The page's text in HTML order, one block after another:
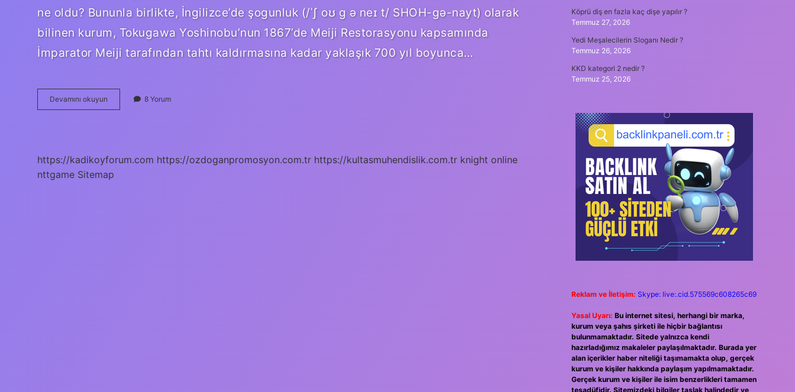
ne oldu? Bununla birlikte, İngilizce’de şogunluk (/ˈʃ oʊ ɡ ə neɪ t/ SHOH-gə-nayt) olarak
bilinen kurum, Tokugawa Yoshinobu’nun 1867’de Meiji Restorasyonu kapsamında
İmparator Meiji tarafından tahtı kaldırmasına kadar yaklaşık 700 yıl boyunca…
Devamını okuyun
Neden
8 Yorum
https://kadikoyforum.com https://ozdoganpromosyon.com.tr https://kultasmuhendislik.com.tr knight online
nttgame Sitemap
Köprü diş en fazla kaç dişe yapılır ?
Temmuz 27, 2026
Yedi Meşalecilerin Sloganı Nedir ?
Temmuz 26, 2026
KKD kategori 2 nedir ?
Temmuz 25, 2026
Reklam ve İletişim: Skype: live:.cid.575569c608265c69
Yasal Uyarı: Bu internet sitesi, herhangi bir marka,
kurum veya şahıs şirketi ile hiçbir bağlantısı
bulunmamaktadır. Sitede yalnızca kendi
hazırladığımız makaleler paylaşılmaktadır. Burada yer
alan içerikler haber niteliği taşımamakta olup, gerçek
kurum ve kişiler hakkında paylaşım yapılmamaktadır.
Gerçek kurum ve kişiler ile isim benzerlikleri tamamen
tesadüfidir. Sitemizdeki bilgiler taslak halindedir ve